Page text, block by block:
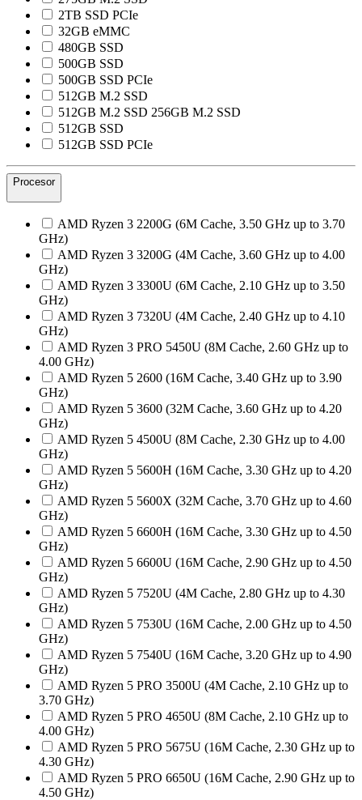
2TB SSD PCIe
32GB eMMC
480GB SSD
500GB SSD
500GB SSD PCIe
512GB M.2 SSD
512GB M.2 SSD 256GB M.2 SSD
512GB SSD
512GB SSD PCIe
Procesor
AMD Ryzen 3 2200G (6M Cache, 3.50 GHz up to 3.70
GHz)
AMD Ryzen 3 3200G (4M Cache, 3.60 GHz up to 4.00
GHz)
AMD Ryzen 3 3300U (6M Cache, 2.10 GHz up to 3.50
GHz)
AMD Ryzen 3 7320U (4M Cache, 2.40 GHz up to 4.10
GHz)
AMD Ryzen 3 PRO 5450U (8M Cache, 2.60 GHz up to
4.00 GHz)
AMD Ryzen 5 2600 (16M Cache, 3.40 GHz up to 3.90
GHz)
AMD Ryzen 5 3600 (32M Cache, 3.60 GHz up to 4.20
GHz)
AMD Ryzen 5 4500U (8M Cache, 2.30 GHz up to 4.00
GHz)
AMD Ryzen 5 5600H (16M Cache, 3.30 GHz up to 4.20
GHz)
AMD Ryzen 5 5600X (32M Cache, 3.70 GHz up to 4.60
GHz)
AMD Ryzen 5 6600H (16M Cache, 3.30 GHz up to 4.50
GHz)
AMD Ryzen 5 6600U (16M Cache, 2.90 GHz up to 4.50
GHz)
AMD Ryzen 5 7520U (4M Cache, 2.80 GHz up to 4.30
GHz)
AMD Ryzen 5 7530U (16M Cache, 2.00 GHz up to 4.50
GHz)
AMD Ryzen 5 7540U (16M Cache, 3.20 GHz up to 4.90
GHz)
AMD Ryzen 5 PRO 3500U (4M Cache, 2.10 GHz up to
3.70 GHz)
AMD Ryzen 5 PRO 4650U (8M Cache, 2.10 GHz up to
4.00 GHz)
AMD Ryzen 5 PRO 5675U (16M Cache, 2.30 GHz up to
4.30 GHz)
AMD Ryzen 5 PRO 6650U (16M Cache, 2.90 GHz up to
4.50 GHz)